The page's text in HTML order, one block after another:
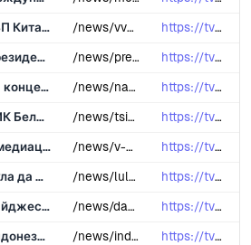
ВВП Китая вырос на 5% в 2024 году /news/vvp-kitaya-vyros-na-5-v-2024-godu/ https://tvbrics.com/news/vvp-kitaya-v...
Президент Индии подчеркнула особый характер партнерства между Нью-Дели и Москвой /news/prezident-indii-podcherknula-osobyy-kharakter-partnerstva-mezhdu-nyu-deli-i-moskvoy/ https://tvbrics.com/news/prezident-in...
На концерте в Москве прозвучали древние иранские инструменты /news/na-kontserte-v-moskve-prozvuchali-drevnie-iranskie-instrumenty/ https://tvbrics.com/news/na-kontserte...
ЦИК Белоруссии официально утвердил победу Александра Лукашенко на выборах президента /news/tsik-belorussii-ofitsialno-utverdil-pobedu-aleksandra-lukashenko-na-vyborakh-prezidenta/ https://tvbrics.com/news/tsik-belorus...
В медиацентре БРИКС+ по случаю празднования китайского Нового года показали мультфильм /news/v-mediatsentre-briks-po-sluchayu-prazdnovaniya-kitayskogo-novogo-goda-pokazali-multfilm/ https://tvbrics.com/news/v-mediatsent...
Лула да Силва отметил важность проведения в Бразилии саммита БРИКС и конференции ООН по климату /news/lula-da-silva-otmetil-vazhnost-provedeniya-v-brazilii-sammita-briks-i-konferentsii-oon-po-klimatu/ https://tvbrics.com/news/lula-da-silv...
Дайджест основных новостей стран БРИКС за прошедшую неделю /news/daydzhest-osnovnykh-novostey-stran-briks-za-proshedshuyu-nedelyu-02-02-25/ https://tvbrics.com/news/daydzhest-os...
Индонезия впервые приняла участие в Гаванском международном джазовом фестивале /news/indoneziya-vpervye-prinyala-uchastie-v-gavanskom-mezhdunarodnom-dzhazovom-festivale/ https://tvbrics.com/news/indoneziya-v...